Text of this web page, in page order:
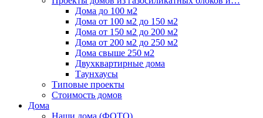
Дома до 100 м2
Дома от 100 м2 до 150 м2
Дома от 150 м2 до 200 м2
Дома от 200 м2 до 250 м2
Дома свыше 250 м2
Двухквартирные дома
Таунхаусы
Типовые проекты
Стоимость домов
Дома
Наши дома (ФОТО)